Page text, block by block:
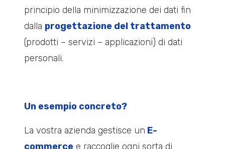
principio della minimizzazione dei dati fin
dalla progettazione del trattamento
(prodotti – servizi – applicazioni) di dati
personali.
Un esempio concreto?
La vostra azienda gestisce un E-
commerce e raccoglie ogni sorta di